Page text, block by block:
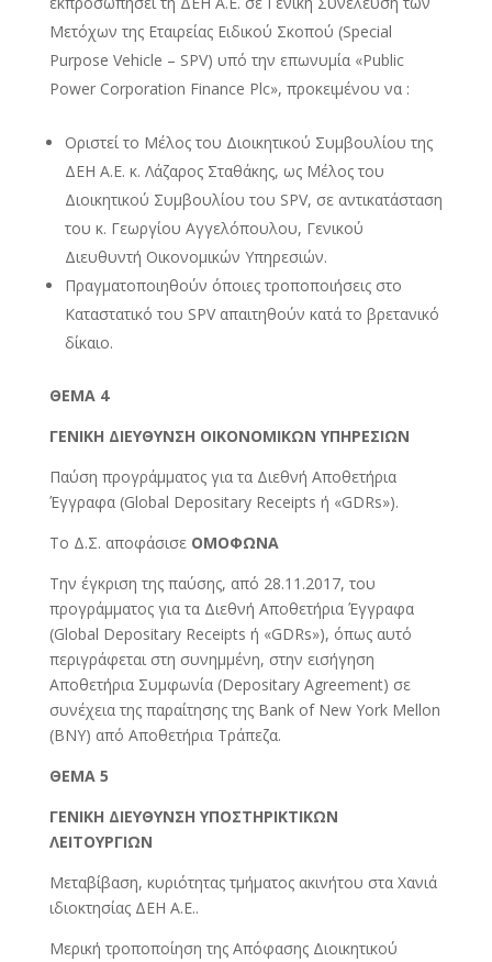
Μετόχων της Εταιρείας Ειδικού Σκοπού (Special
Purpose Vehicle – SPV) υπό την επωνυμία «Public
Power Corporation Finance Plc», προκειμένου να :
Οριστεί το Μέλος του Διοικητικού Συμβουλίου της
ΔΕΗ Α.Ε. κ. Λάζαρος Σταθάκης, ως Μέλος του
Διοικητικού Συμβουλίου του SPV, σε αντικατάσταση
του κ. Γεωργίου Αγγελόπουλου, Γενικού
Διευθυντή Οικονομικών Υπηρεσιών.
Πραγματοποιηθούν όποιες τροποποιήσεις στο
Καταστατικό του SPV απαιτηθούν κατά το βρετανικό
δίκαιο.
ΘΕΜΑ 4
ΓΕΝΙΚΗ ΔΙΕΥΘΥΝΣΗ ΟΙΚΟΝΟΜΙΚΩΝ ΥΠΗΡΕΣΙΩΝ
Παύση προγράμματος για τα Διεθνή Αποθετήρια
Έγγραφα (Global Depositary Receipts ή «GDRs»).
Το Δ.Σ. αποφάσισε ΟΜΟΦΩΝΑ
Την έγκριση της παύσης, από 28.11.2017, του
προγράμματος για τα Διεθνή Αποθετήρια Έγγραφα
(Global Depositary Receipts ή «GDRs»), όπως αυτό
περιγράφεται στη συνημμένη, στην εισήγηση
Αποθετήρια Συμφωνία (Depositary Agreement) σε
συνέχεια της παραίτησης της Bank of New York Mellon
(BNY) από Αποθετήρια Τράπεζα.
ΘΕΜΑ 5
ΓΕΝΙΚΗ ΔΙΕΥΘΥΝΣΗ ΥΠΟΣΤΗΡΙΚΤΙΚΩΝ
ΛΕΙΤΟΥΡΓΙΩΝ
Μεταβίβαση, κυριότητας τμήματος ακινήτου στα Χανιά
ιδιοκτησίας ΔΕΗ Α.Ε..
Μερική τροποποίηση της Απόφασης Διοικητικού